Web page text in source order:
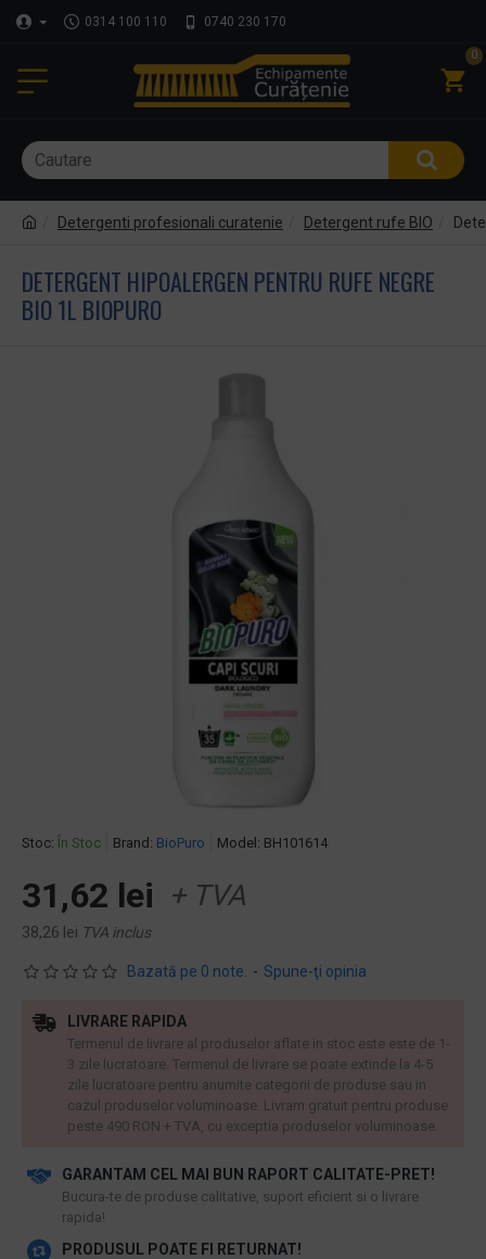
0314 100 110 0740 230 170
0
Detergenti profesionali curatenie Detergent rufe BIO
DETERGENT HIPOALERGEN PENTRU RUFE NEGRE
BIO 1L BIOPURO
Stoc: În Stoc Brand: BioPuro Model: BH101614
Bazată pe 0 note. - Spune-ţi opinia
31,62 lei + TVA
38,26 lei TVA inclus
GARANTAM CEL MAI BUN RAPORT CALITATE-PRET!
​Bucura-te de produse calitative, suport eficient si o livrare
rapida!
PRODUSUL POATE FI RETURNAT!
LIVRARE RAPIDA
Termenul de livrare al produselor aflate in stoc este este de 1-
3 zile lucratoare. Termenul de livrare se poate extinde la 4-5
zile lucratoare pentru anumite categorii de produse sau in
cazul produselor voluminoase. Livram gratuit pentru produse
peste 490 RON + TVA, cu exceptia produselor voluminoase.